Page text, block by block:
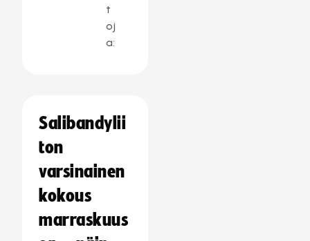
t
oj
a:
Salibandylii
ton
varsinainen
kokous
marraskuus